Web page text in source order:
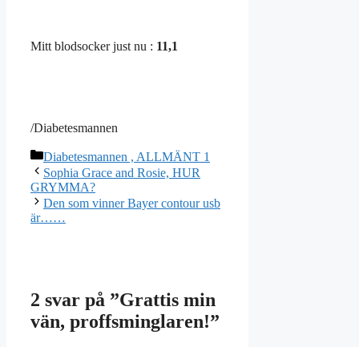
Mitt blodsocker just nu : 11,1
/Diabetesmannen
Kategorier
Diabetesmannen , ALLMÄNT 1
Sophia Grace and Rosie, HUR
GRYMMA?
Den som vinner Bayer contour usb
är……
2 svar på ”Grattis min
vän, proffsminglaren!”